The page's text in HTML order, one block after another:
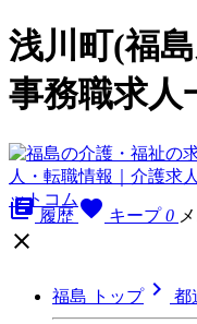
浅川町(福
事務職求人
library_books 履歴 favorite キープ 0

福島 トップ 都